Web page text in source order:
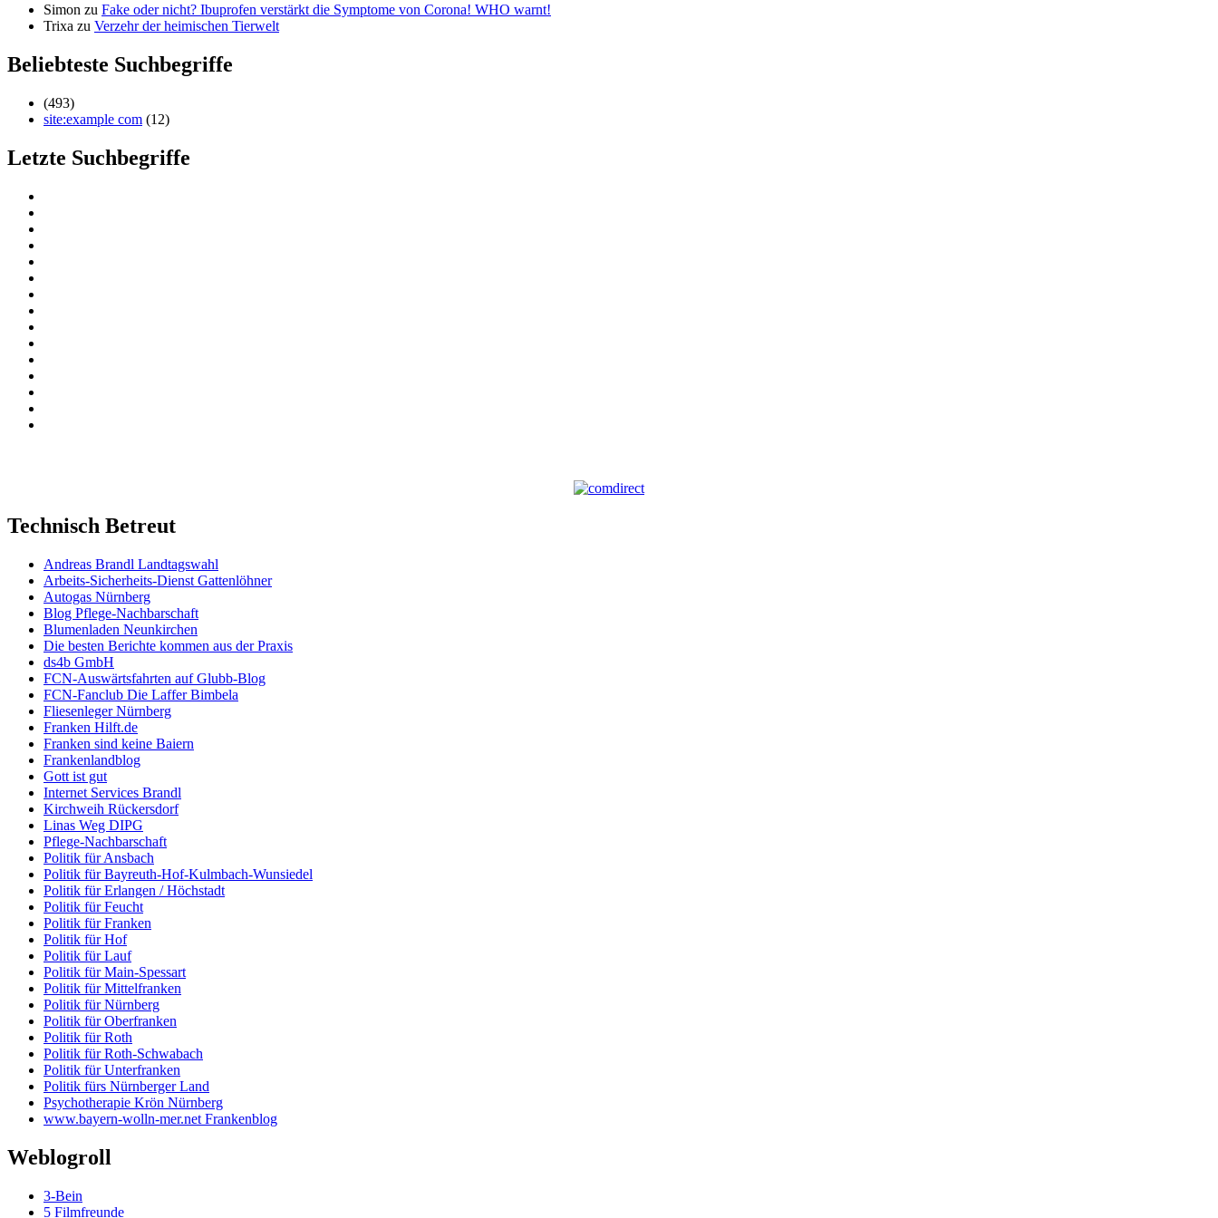
Simon zu Fake oder nicht? Ibuprofen verstärkt die Symptome von Corona! WHO warnt!
Trixa zu Verzehr der heimischen Tierwelt
Beliebteste Suchbegriffe
(493)
site:example com (12)
Letzte Suchbegriffe
Technisch Betreut
Andreas Brandl Landtagswahl
Arbeits-Sicherheits-Dienst Gattenlöhner
Autogas Nürnberg
Blog Pflege-Nachbarschaft
Blumenladen Neunkirchen
Die besten Berichte kommen aus der Praxis
ds4b GmbH
FCN-Auswärtsfahrten auf Glubb-Blog
FCN-Fanclub Die Laffer Bimbela
Fliesenleger Nürnberg
Franken Hilft.de
Franken sind keine Baiern
Frankenlandblog
Gott ist gut
Internet Services Brandl
Kirchweih Rückersdorf
Linas Weg DIPG
Pflege-Nachbarschaft
Politik für Ansbach
Politik für Bayreuth-Hof-Kulmbach-Wunsiedel
Politik für Erlangen / Höchstadt
Politik für Feucht
Politik für Franken
Politik für Hof
Politik für Lauf
Politik für Main-Spessart
Politik für Mittelfranken
Politik für Nürnberg
Politik für Oberfranken
Politik für Roth
Politik für Roth-Schwabach
Politik für Unterfranken
Politik fürs Nürnberger Land
Psychotherapie Krön Nürnberg
www.bayern-wolln-mer.net Frankenblog
Weblogroll
3-Bein
5 Filmfreunde